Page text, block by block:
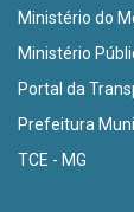
Ministério do
Ministério
Portal da
Prefeitura
TCE - MG